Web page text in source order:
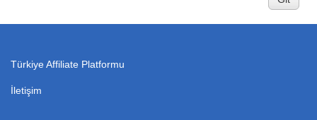
Türkiye Affiliate Platformu
İletişim